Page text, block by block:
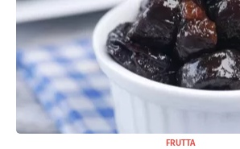
FRUTTA